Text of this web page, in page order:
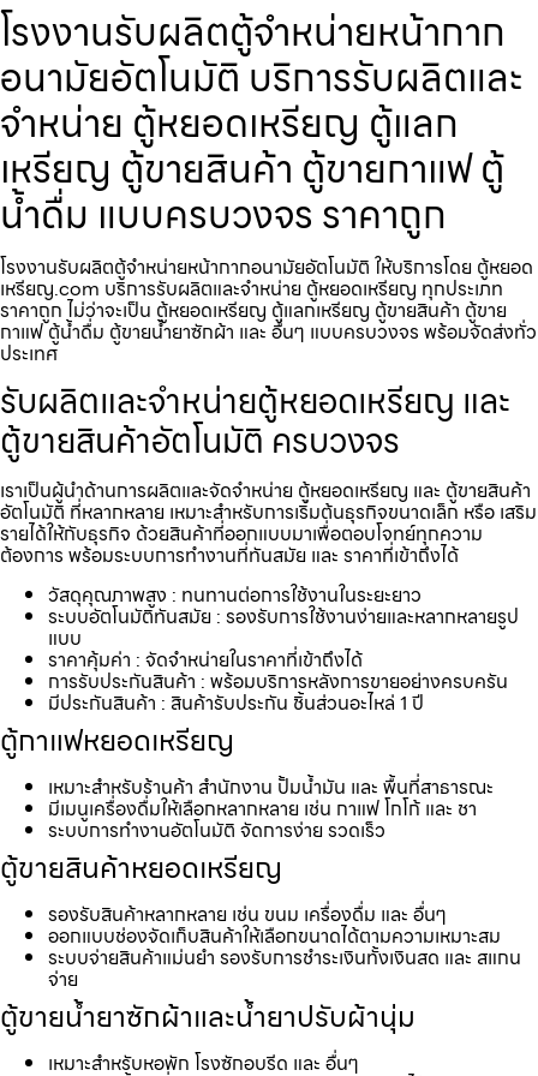
โรงงานรับผลิตตู้จำหน่ายหน้ากาก
อนามัย​อัตโนมัติ บริการรับผลิตและ
จำหน่าย ตู้หยอดเหรียญ ตู้แลก
เหรียญ ตู้ขายสินค้า ตู้ขายกาแฟ ตู้
น้ำดื่ม แบบครบวงจร ราคาถูก
โรงงานรับผลิตตู้จำหน่ายหน้ากากอนามัย​อัตโนมัติ ให้บริการโดย ตู้หยอด
เหรียญ.com บริการรับผลิตและจำหน่าย ตู้หยอดเหรียญ ทุกประเภท
ราคาถูก ไม่ว่าจะเป็น ตู้หยอดเหรียญ ตู้แลกเหรียญ ตู้ขายสินค้า ตู้ขาย
กาแฟ ตู้น้ำดื่ม ตู้ขายน้ำยาซักผ้า และ อื่นๆ แบบครบวงจร พร้อมจัดส่งทั่ว
ประเทศ
รับผลิตและจำหน่ายตู้หยอดเหรียญ และ
ตู้ขายสินค้าอัตโนมัติ ครบวงจร
เราเป็นผู้นำด้านการผลิตและจัดจำหน่าย ตู้หยอดเหรียญ และ ตู้ขายสินค้า
อัตโนมัติ ที่หลากหลาย เหมาะสำหรับการเริ่มต้นธุรกิจขนาดเล็ก หรือ เสริม
รายได้ให้กับธุรกิจ ด้วยสินค้าที่ออกแบบมาเพื่อตอบโจทย์ทุกความ
ต้องการ พร้อมระบบการทำงานที่ทันสมัย และ ราคาที่เข้าถึงได้
วัสดุคุณภาพสูง : ทนทานต่อการใช้งานในระยะยาว
ระบบอัตโนมัติทันสมัย : รองรับการใช้งานง่ายและหลากหลายรูป
แบบ
ราคาคุ้มค่า : จัดจำหน่ายในราคาที่เข้าถึงได้
การรับประกันสินค้า : พร้อมบริการหลังการขายอย่างครบครัน
มีประกันสินค้า : สินค้ารับประกัน ชิ้นส่วนอะไหล่ 1 ปี
ตู้กาแฟหยอดเหรียญ
เหมาะสำหรับร้านค้า สำนักงาน ปั้มน้ำมัน และ พื้นที่สาธารณะ
มีเมนูเครื่องดื่มให้เลือกหลากหลาย เช่น กาแฟ โกโก้ และ ชา
ระบบการทำงานอัตโนมัติ จัดการง่าย รวดเร็ว
ตู้ขายสินค้าหยอดเหรียญ
รองรับสินค้าหลากหลาย เช่น ขนม เครื่องดื่ม และ อื่นๆ
ออกแบบช่องจัดเก็บสินค้าให้เลือกขนาดได้ตามความเหมาะสม
ระบบจ่ายสินค้าแม่นยำ รองรับการชำระเงินทั้งเงินสด และ สแกน
จ่าย
ตู้ขายน้ำยาซักผ้าและน้ำยาปรับผ้านุ่ม
เหมาะสำหรับหอพัก โรงซักอบรีด และ อื่นๆ